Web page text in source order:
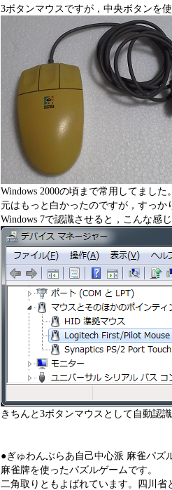
3ボタンマウスですが，中央ボタンを
Windows 2000の頃まで常用してまし
元はもっと白かったのですが，すっか
Windows 7で認識させると，こんな感じ
きちんと3ボタンマウスとして自動認識
●ぎゅわんぶらあ自己中心派 麻雀パズ
麻雀牌を使ったパズルゲームです。
二角取りともよばれています。四川省